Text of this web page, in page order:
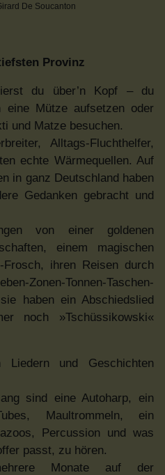
De Soucanton
Provinz
du über’n Kopf – du
Mütze aufsetzen oder
und Matze besuchen.
Alltags-Fluchthelfer,
echte Wärmequellen. Auf
in ganz Deutschland haben
Gedanken gebracht und
von einer goldenen
einem magischen
Frosch, ihren Reisen durch
Tonnen-Taschen-
haben ein Abschiedslied
noch »Tschüssikowski«
und Geschichten
sind eine Autoharp, ein
Maultrommeln, ein
Percussion und was
passt, zu hören.
Monate auf der